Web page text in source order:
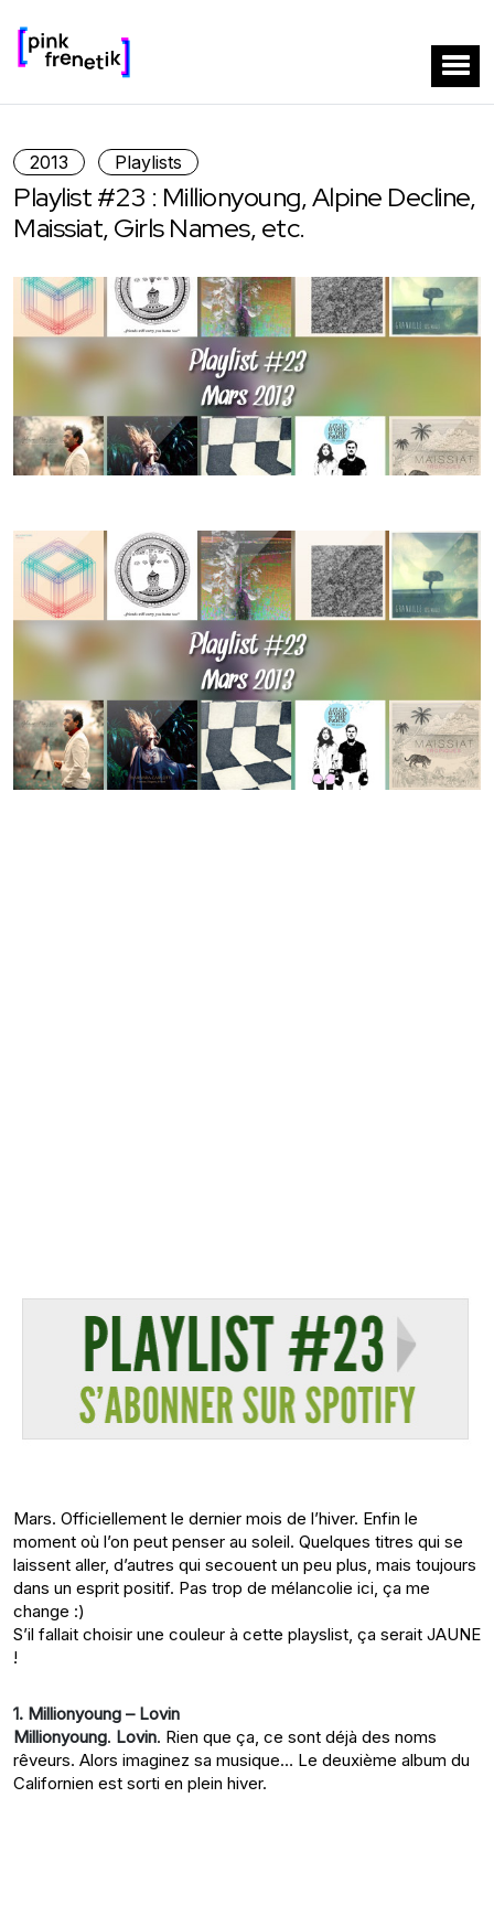
2013 Playlists
Playlist #23 : Millionyoung, Alpine Decline,
Maissiat, Girls Names, etc.
Mars. Officiellement le dernier mois de l’hiver. Enfin le
moment où l’on peut penser au soleil. Quelques titres qui se
laissent aller, d’autres qui secouent un peu plus, mais toujours
dans un esprit positif. Pas trop de mélancolie ici, ça me
change :)
S’il fallait choisir une couleur à cette playslist, ça serait JAUNE
!
1. Millionyoung – Lovin
Millionyoung. Lovin. Rien que ça, ce sont déjà des noms
rêveurs. Alors imaginez sa musique… Le deuxième album du
Californien est sorti en plein hiver.